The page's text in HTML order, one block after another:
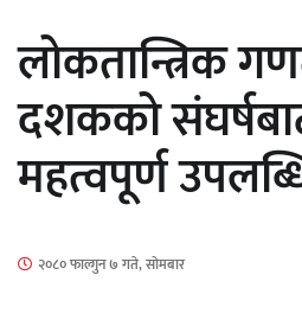
माताकाे नाममा
लोकतान्त्रिक
दशकको
महत्वपूर्ण उपलब्धि
२०८० फाल्गुन ७ गते, सोमबार